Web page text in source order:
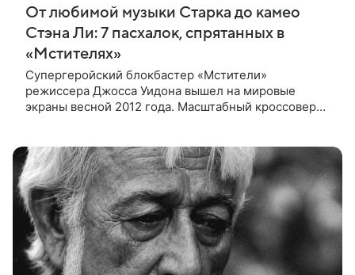
От любимой музыки Старка до камео
Стэна Ли: 7 пасхалок, спрятанных в
«Мстителях»
Супергеройский блокбастер «Мстители»
режиссера Джосса Уидона вышел на мировые
экраны весной 2012 года. Масштабный кроссовер